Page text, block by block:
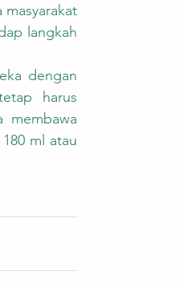
langkah
harus
ml atau